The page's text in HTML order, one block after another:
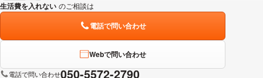
生活費を入れない のご相談は
電話で問い合わせ
Webで問い合わせ
電話で問い合わせ050-5572-2790